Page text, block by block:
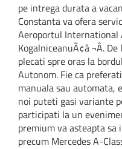
pe intrega durata a
Constanta va ofera
Aeroportul International
KogalniceanuÃ¢â‚¬Â.
plecati spre oras la
Autonom. Fie ca
manuala sau automata,
noi puteti gasi variante
participati la un
premium va asteapta
precum Mercedes A-